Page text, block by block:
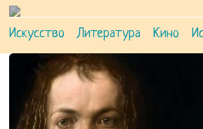
Искусство Литература Кино